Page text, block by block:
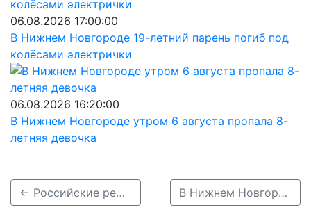
06.08.2026 17:00:00
В Нижнем Новгороде 19-летний парень погиб под
колёсами электрички
06.08.2026 16:20:00
В Нижнем Новгороде утром 6 августа пропала 8-
летняя девочка
← Российские решения в ИТ и цифровая инфраструктура, индустрия видеоигр и отечественный гейминг: подведены федеральные итоги конкурса «Вместе в цифровое будущее» В Нижнем Новгороде временно перекроют участки трёх улиц →